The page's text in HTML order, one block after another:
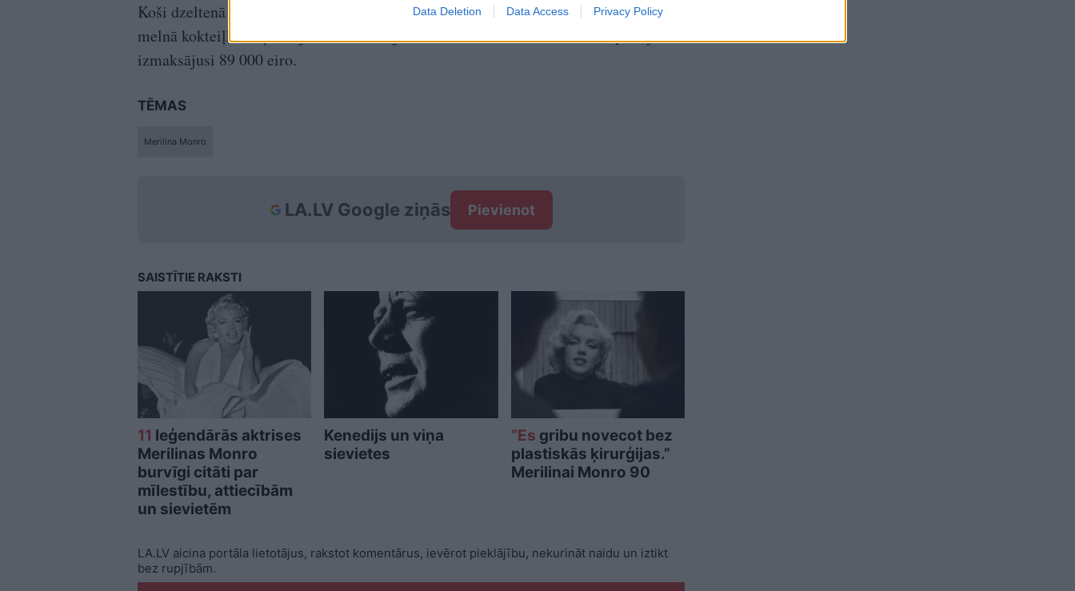
Data Deletion Data Access Privacy Policy
Koši dzeltenā kleita no filmas “Neatgriešanās upe” izsolīta par 156 000 eiro, bet
melnā kokteiļkleitiņa no jestrās komēdijas “Džezā tikai meitenes” savam pircējam
izmaksājusi 89 000 eiro.
TĒMAS
Merilina Monro
LA.LV Google ziņās Pievienot
SAISTĪTIE RAKSTI
11 leģendārās aktrises
Merilinas Monro
burvīgi citāti par
mīlestību, attiecībām
un sievietēm
Kenedijs un viņa
sievietes
“Es gribu novecot bez
plastiskās ķirurģijas.”
Merilinai Monro 90
LA.LV aicina portāla lietotājus, rakstot komentārus, ievērot pieklājību, nekurināt naidu un iztikt
bez rupjībām.